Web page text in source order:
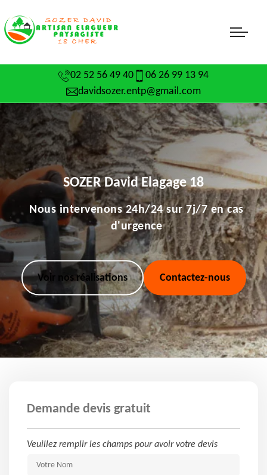
02 52 56 49 40
06 26 99 13 94
davidsozer.entp@gmail.com
SOZER David Elagage 18
Nous intervenons 24h/24 sur 7j/7 en cas
d'urgence
Voir nos réalisations Contactez-nous
Demande devis gratuit
Veuillez remplir les champs pour avoir votre devis